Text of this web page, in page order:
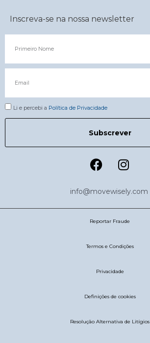
Inscreva-se na nossa newsletter
Li e percebi a Política de Privacidade
Subscrever
info@movewisely.com
Reportar Fraude
Termos e Condições
Privacidade
Definições de cookies
Resolução Alternativa de Litígios